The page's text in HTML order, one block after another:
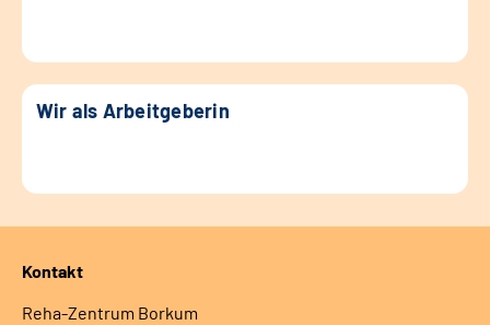
Wir als Arbeitgeberin
Kontakt
Reha-Zentrum Borkum